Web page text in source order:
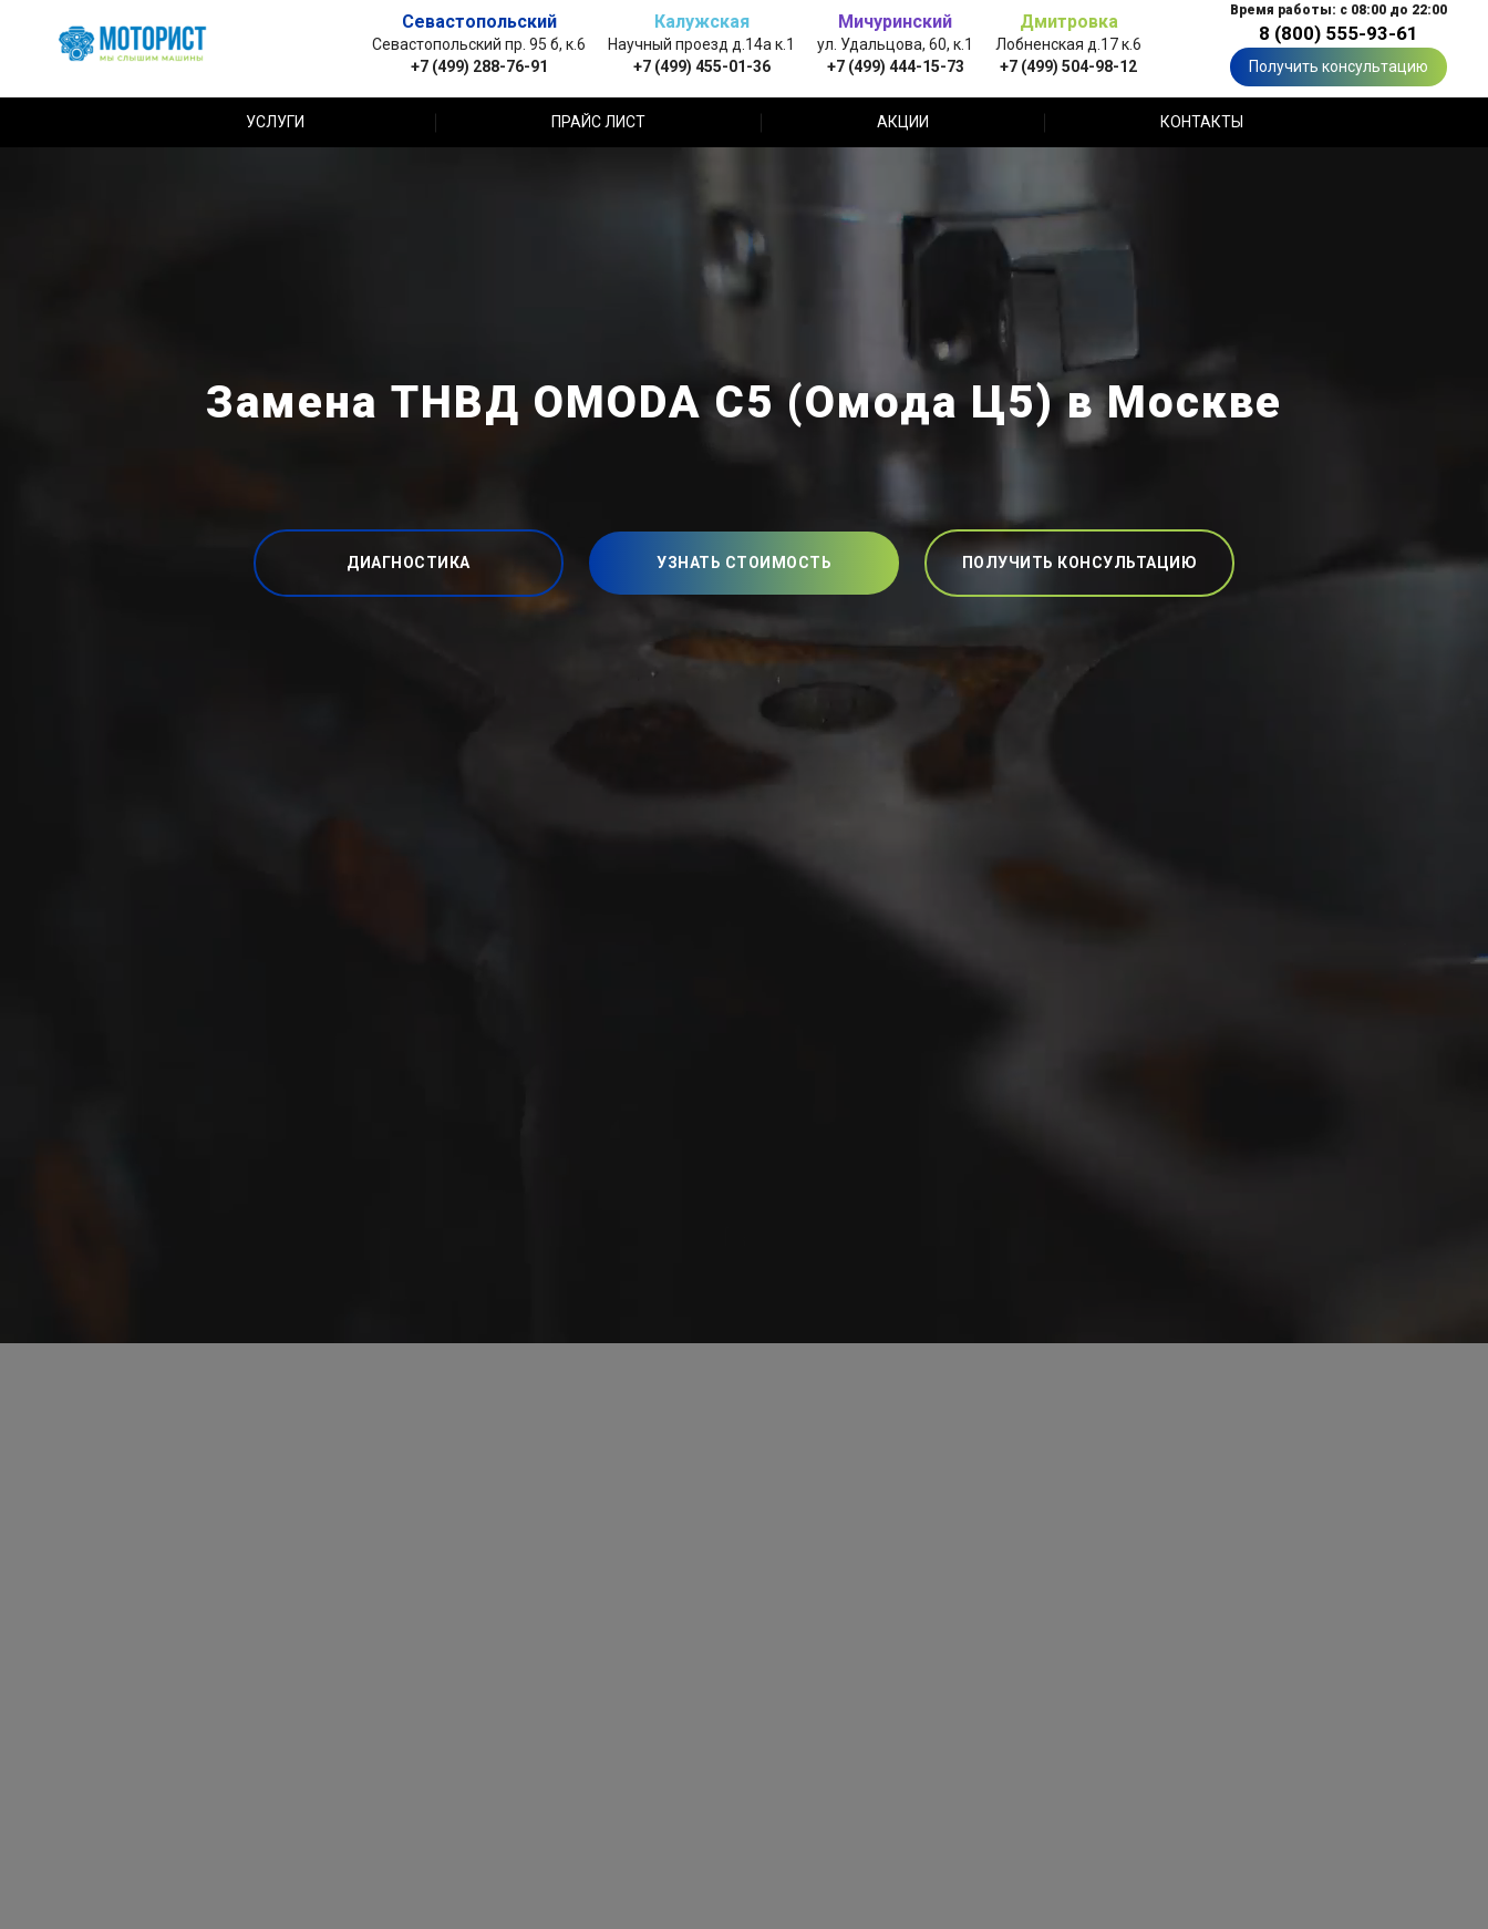
Севастопольский
Севастопольский пр. 95 б, к.6
+7 (499) 288-76-91
Калужская
Научный проезд д.14а к.1
+7 (499) 455-01-36
Мичуринский
ул. Удальцова, 60, к.1
+7 (499) 444-15-73
Дмитровка
Лобненская д.17 к.6
+7 (499) 504-98-12
Время работы: с 08:00 до 22:00
8 (800) 555-93-61
Получить консультацию
УСЛУГИ ПРАЙС ЛИСТ АКЦИИ КОНТАКТЫ
Замена ТНВД OMODA С5 (Омода Ц5) в Москве
ДИАГНОСТИКА УЗНАТЬ СТОИМОСТЬ ПОЛУЧИТЬ КОНСУЛЬТАЦИЮ